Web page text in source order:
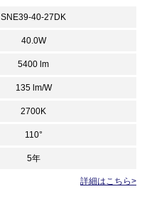
SNE39-40-27DK
40.0W
5400 lm
135 lm/W
2700K
110°
5年
詳細はこちら>